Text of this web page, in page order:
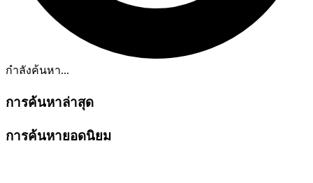
กำลังค้นหา...
การค้นหาล่าสุด
การค้นหายอดนิยม